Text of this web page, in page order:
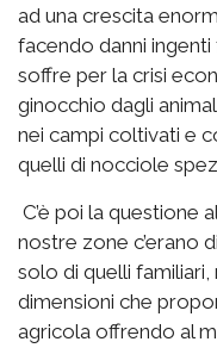
ad una crescita
facendo danni ingenti
soffre per la crisi
ginocchio dagli
nei campi coltivati e
quelli di nocciole
C’è poi la questione
nostre zone c’erano
solo di quelli familiari,
dimensioni che
agricola offrendo al